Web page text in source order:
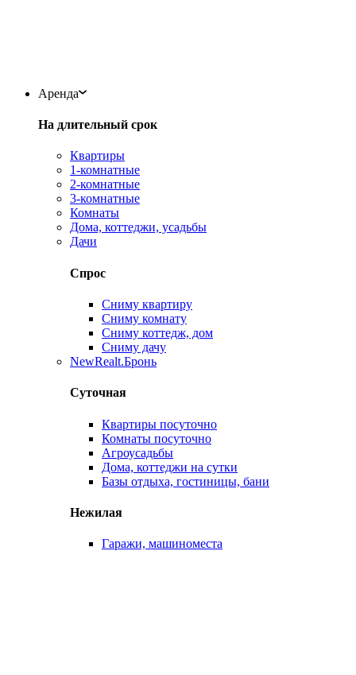
Аренда
На длительный срок
Квартиры
1-комнатные
2-комнатные
3-комнатные
Комнаты
Дома, коттеджи, усадьбы
Дачи
Спрос
Сниму квартиру
Сниму комнату
Сниму коттедж, дом
Сниму дачу
NewRealt.Бронь
Суточная
Квартиры посуточно
Комнаты посуточно
Агроусадьбы
Дома, коттеджи на сутки
Базы отдыха, гостиницы, бани
Нежилая
Гаражи, машиноместа